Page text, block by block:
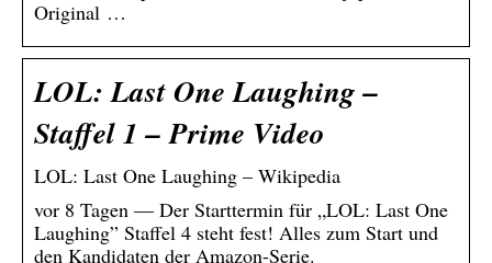
Original …
LOL: Last One Laughing –
Staffel 1 – Prime Video
LOL: Last One Laughing – Wikipedia
vor 8 Tagen — Der Starttermin für „LOL: Last One
Laughing” Staffel 4 steht fest! Alles zum Start und
den Kandidaten der Amazon-Serie.